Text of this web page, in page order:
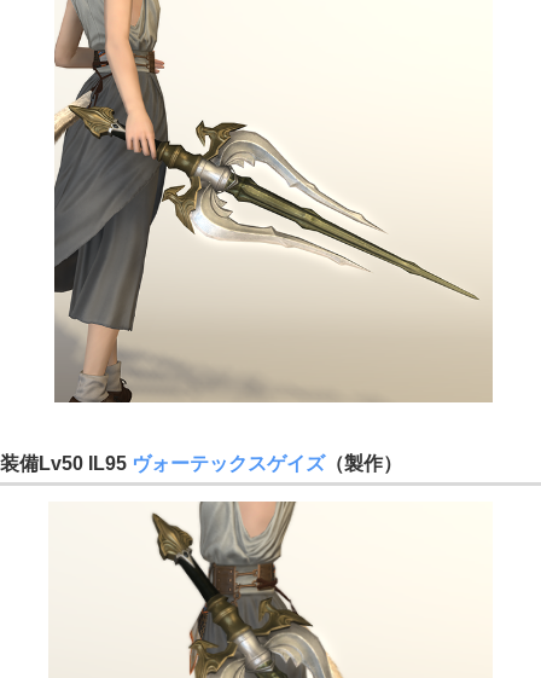
装備Lv50 IL95 ヴォーテックスゲイズ（製作）